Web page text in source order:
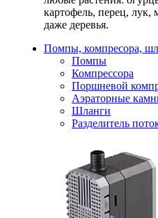
картофель, перец, лук,
даже деревья.
Помпы, компресора,
Помпы
Компрессора
Поршневой
Аэраторные
Шланги
Разделитель